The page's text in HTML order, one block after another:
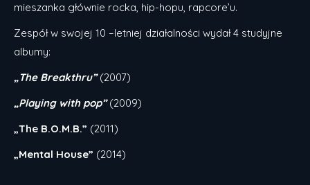
mieszanka głównie rocka, hip-hopu, rapcore’u.
Zespół w swojej 10 –letniej działalności wydał 4 studyjne
albumy:
„The Breakthru”(2007)
„Playing with pop”(2009)
„The B.O.M.B.” (2011)
„Mental House” (2014)